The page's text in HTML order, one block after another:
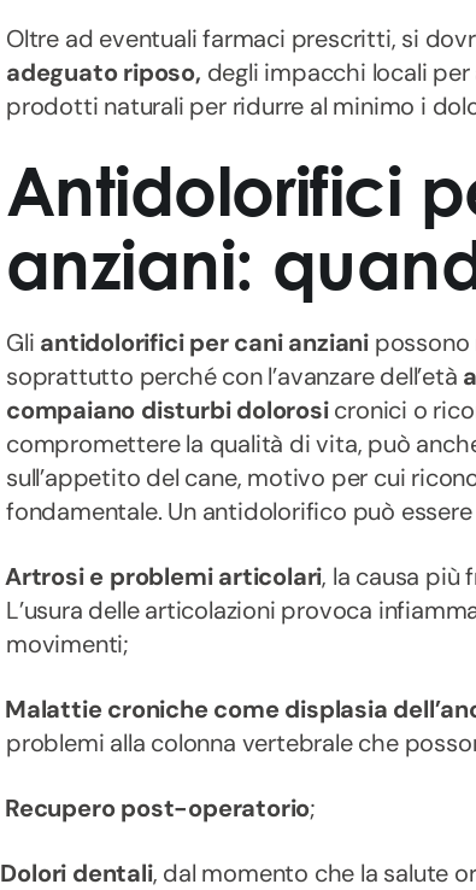
Oltre ad eventuali farmaci prescritti, si
adeguato riposo, degli impacchi locali per
prodotti naturali per ridurre al minimo i
Antidolorifici
anziani:
Gli antidolorifici per cani anziani
soprattutto perché con l’avanzare dell’età
compaiano disturbi dolorosicronici o
compromettere la qualità di vita, può
sull’appetito del cane, motivo per cui
fondamentale. Un antidolorifico può
Artrosi e problemi articolari, la causa più
L’usura delle articolazioni provoca
movimenti;
Malattie croniche come displasia
problemi alla colonna vertebrale che
Recupero post-operatorio;
Dolori dentali, dal momento che la salute